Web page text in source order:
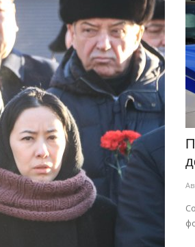
Павлодарской области
о силе семейных...
117
главным мотивом изменить